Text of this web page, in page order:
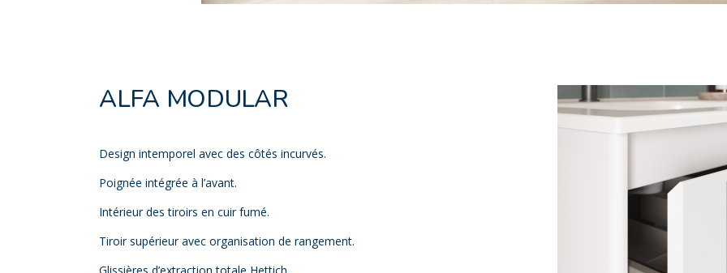
ALFA MODULAR
Design intemporel avec des côtés incurvés.
Poignée intégrée à l’avant.
Intérieur des tiroirs en cuir fumé.
Tiroir supérieur avec organisation de rangement.